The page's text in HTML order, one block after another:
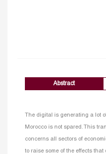
Abstract
The digital is generating a lot
Morocco is not spared. This
concerns all sectors of
to raise some of the effects